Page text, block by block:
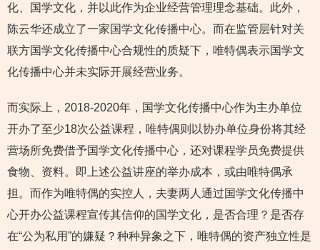
化、国学文化，并以此作为企业经营管理理念基础。此外，
陈云华还成立了一家国学文化传播中心。而在监管层针对关
联方国学文化传播中心合规性的质疑下，唯特偶表示国学文
化传播中心并未实际开展经营业务。
而实际上，2018-2020年，国学文化传播中心作为主办单位
开办了至少18次公益课程，唯特偶则以协办单位身份将其经
营场所免费借予国学文化传播中心，还对课程学员免费提供
食物、资料。即上述公益讲座的举办成本，或由唯特偶承
担。而作为唯特偶的实控人，夫妻两人通过国学文化传播中
心开办公益课程宣传其信仰的国学文化，是否合理？是否存
在“公为私用”的嫌疑？种种异象之下，唯特偶的资产独立性是